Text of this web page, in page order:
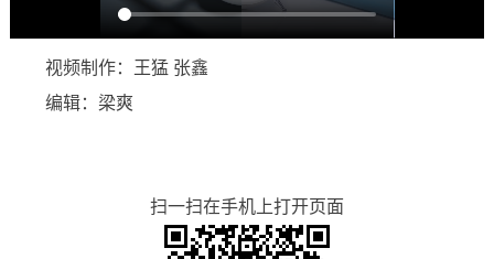
视频制作：王猛 张鑫
编辑：梁爽
扫一扫在手机上打开页面